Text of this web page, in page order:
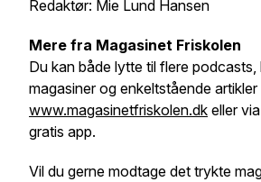
Redaktør: Mie Lund Hansen
Mere fra Magasinet Friskolen
Du kan både lytte til flere
magasiner og enkeltstående artikler
www.magasinetfriskolen.dk eller
gratis app.
Vil du gerne modtage det trykte